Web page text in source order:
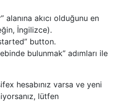
alanına akıcı olduğunu en
İngilizce).
button.
bulunmak” adımları ile
hesabınız varsa ve yeni
lütfen